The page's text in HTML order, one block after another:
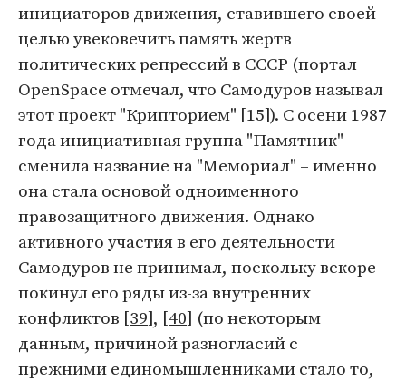
инициаторов движения, ставившего своей
целью увековечить память жертв
политических репрессий в СССР (портал
OpenSpace отмечал, что Самодуров называл
этот проект "Крипторием" [15]). С осени 1987
года инициативная группа "Памятник"
сменила название на "Мемориал" – именно
она стала основой одноименного
правозащитного движения. Однако
активного участия в его деятельности
Самодуров не принимал, поскольку вскоре
покинул его ряды из-за внутренних
конфликтов [39], [40] (по некоторым
данным, причиной разногласий с
прежними единомышленниками стало то,